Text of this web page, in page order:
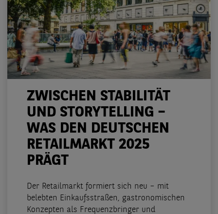
ZWISCHEN STABILITÄT
UND STORYTELLING –
WAS DEN DEUTSCHEN
RETAILMARKT 2025
PRÄGT
Der Retailmarkt formiert sich neu – mit
belebten Einkaufsstraßen, gastronomischen
Konzepten als Frequenzbringer und